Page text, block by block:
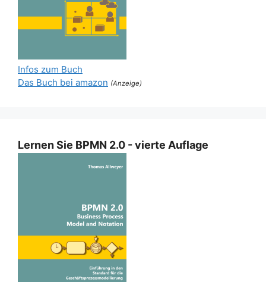
Infos zum Buch
Das Buch bei amazon (Anzeige)
Lernen Sie BPMN 2.0 - vierte Auflage